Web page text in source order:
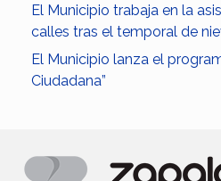
El Municipio trabaja en la
calles tras el temporal de
El Municipio lanza el
Ciudadana”